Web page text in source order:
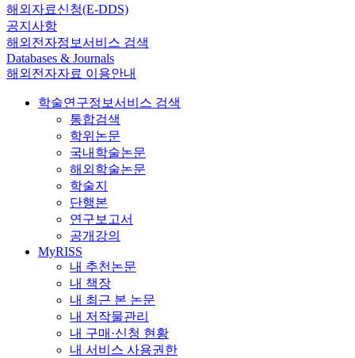
해외자료신청(E-DDS)
공지사항
해외전자정보서비스 검색
Databases & Journals
해외전자자료 이용안내
학술연구정보서비스 검색
통합검색
학위논문
국내학술논문
해외학술논문
학술지
단행본
연구보고서
공개강의
MyRISS
내 추천논문
내 책장
내 최근 본 논문
내 저작물관리
내 구매·신청 현황
내 서비스 사용권한